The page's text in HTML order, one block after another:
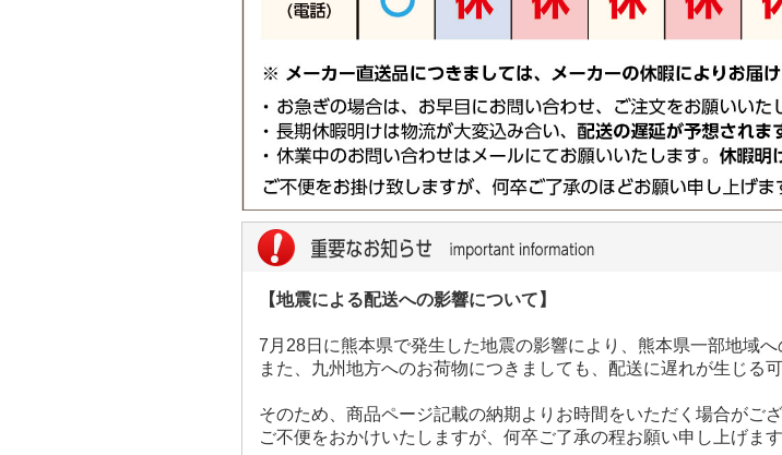
【地震による配送への影響について】
7月28日に熊本県で発生した地震の影響により、熊本県一部地域
また、九州地方へのお荷物につきましても、配送に遅れが生じる
そのため、商品ページ記載の納期よりお時間をいただく場合がござ
ご不便をおかけいたしますが、何卒ご了承の程お願い申し上げます